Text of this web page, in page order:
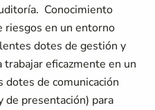
Conocimiento
riesgos en un entorno
dotes de gestión y
trabajar eficazmente en un
de comunicación
de presentación) para